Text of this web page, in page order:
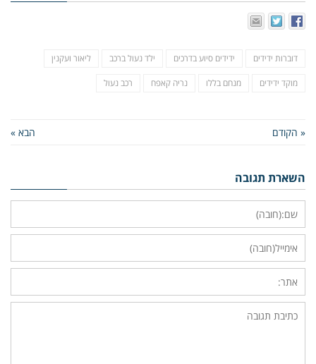
דוברות ידידים ידידים סיוע בדרכים ילד נעול ברכב ליאור ועקנין
מוקד ידידים מנחם בללו נריה קאפח רכב נעול
« הקודם הבא »
השארת תגובה